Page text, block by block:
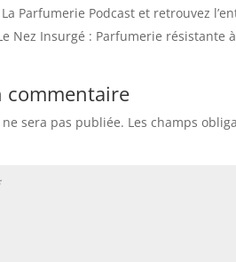
Parfumerie Podcast et retrouvez
Nez Insurgé : Parfumerie résistante
commentaire
sera pas publiée. Les champs